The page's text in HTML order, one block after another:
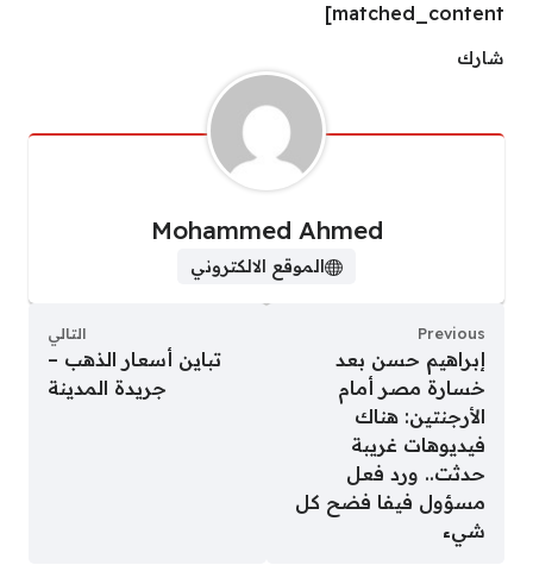
matched_content]
شارك
Mohammed Ahmed
الموقع الالكتروني
Previous
إبراهيم حسن بعد
خسارة مصر أمام
الأرجنتين: هناك
فيديوهات غريبة
حدثت.. ورد فعل
مسؤول فيفا فضح كل
شيء
التالي
تباين أسعار الذهب –
جريدة المدينة